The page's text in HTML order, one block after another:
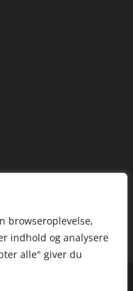
browseroplevelse,
indhold og analysere
alle" giver du